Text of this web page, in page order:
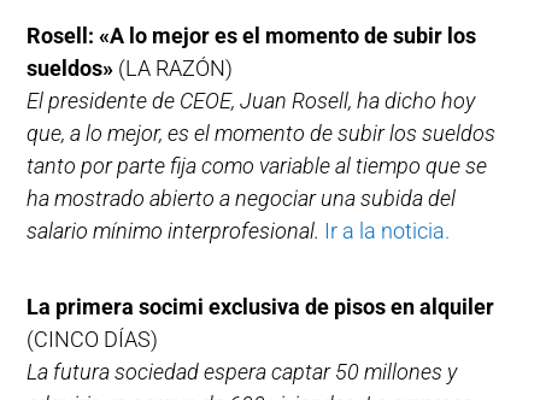
Rosell: «A lo mejor es el momento de subir los
sueldos» (LA RAZÓN)
El presidente de CEOE, Juan Rosell, ha dicho hoy
que, a lo mejor, es el momento de subir los sueldos
tanto por parte fija como variable al tiempo que se
ha mostrado abierto a negociar una subida del
salario mínimo interprofesional. Ir a la noticia.
La primera socimi exclusiva de pisos en alquiler
(CINCO DÍAS)
La futura sociedad espera captar 50 millones y